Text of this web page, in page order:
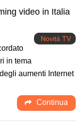
video in Italia
Novità TV
in tema
aumenti Internet
Continua